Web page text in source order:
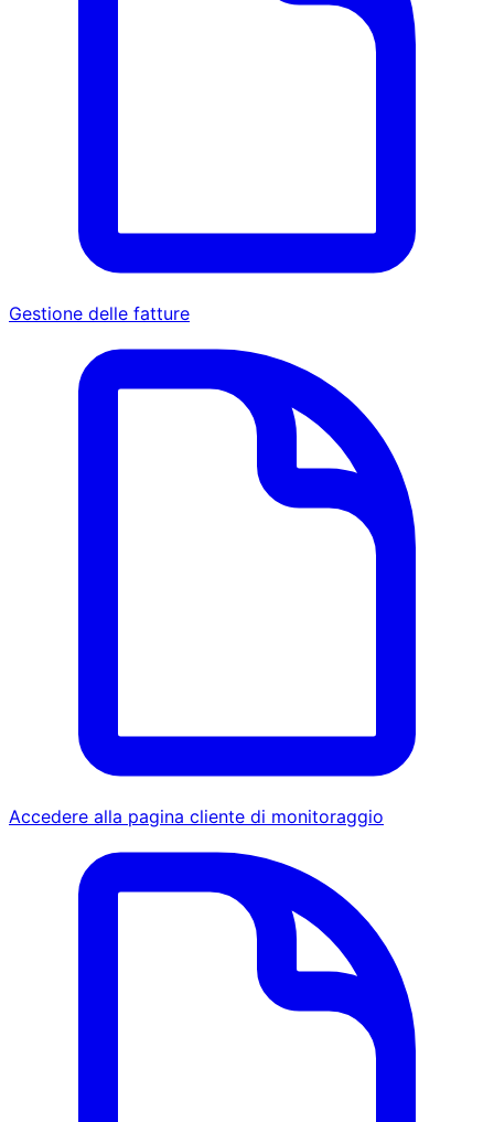
Gestione delle fatture
Accedere alla pagina cliente di monitoraggio